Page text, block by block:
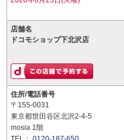
店舗名
ドコモショップ下北沢店
住所/電話番号
〒155-0031
東京都世田谷区北沢2-4-5
mosia 1階